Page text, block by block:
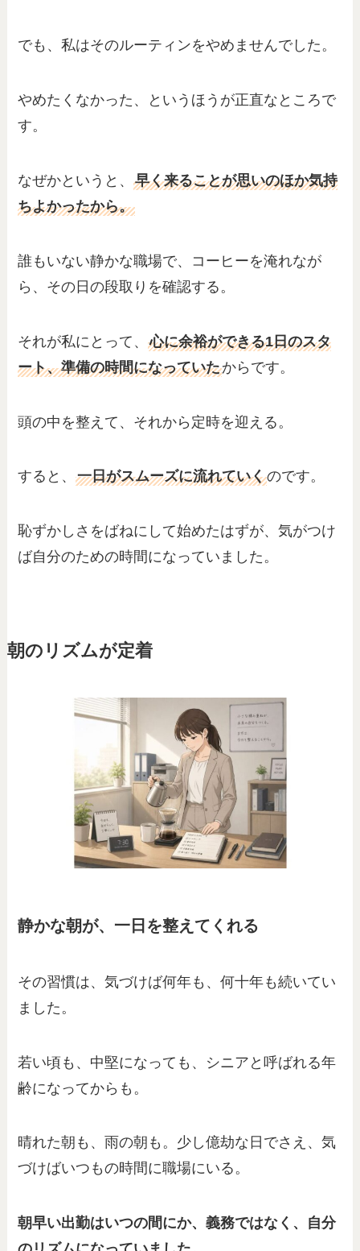
でも、私はそのルーティンをやめませんでした。
やめたくなかった、というほうが正直なところで
す。
なぜかというと、早く来ることが思いのほか気持
ちよかったから。
誰もいない静かな職場で、コーヒーを淹れなが
ら、その日の段取りを確認する。
それが私にとって、心に余裕ができる1日のスタ
ート、準備の時間になっていたからです。
頭の中を整えて、それから定時を迎える。
すると、一日がスムーズに流れていくのです。
恥ずかしさをばねにして始めたはずが、気がつけ
ば自分のための時間になっていました。
朝のリズムが定着
静かな朝が、一日を整えてくれる
その習慣は、気づけば何年も、何十年も続いてい
ました。
若い頃も、中堅になっても、シニアと呼ばれる年
齢になってからも。
晴れた朝も、雨の朝も。少し億劫な日でさえ、気
づけばいつもの時間に職場にいる。
朝早い出勤はいつの間にか、義務ではなく、自分